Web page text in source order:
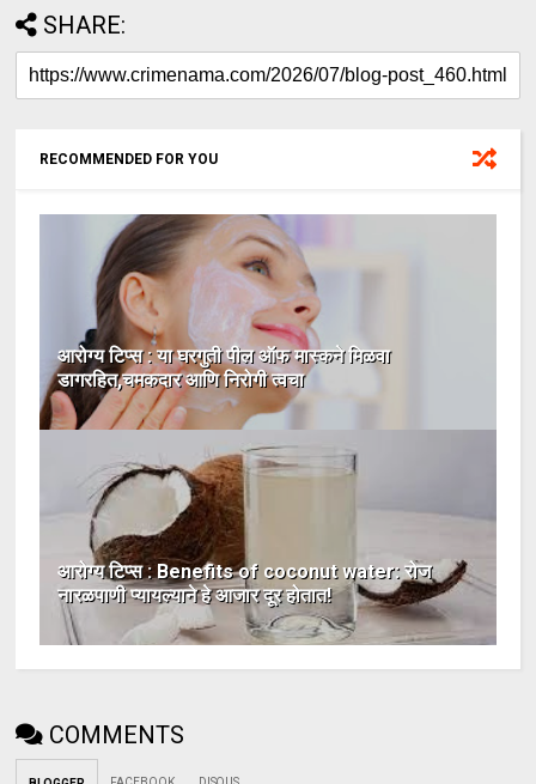
SHARE:
RECOMMENDED FOR YOU
आरोग्य टिप्स : या घरगुती पील ऑफ मास्कने मिळवा
डागरहित,चमकदार आणि निरोगी त्वचा
आरोग्य टिप्स : Benefits of coconut water: रोज
नारळपाणी प्यायल्याने हे आजार दूर होतात!
COMMENTS